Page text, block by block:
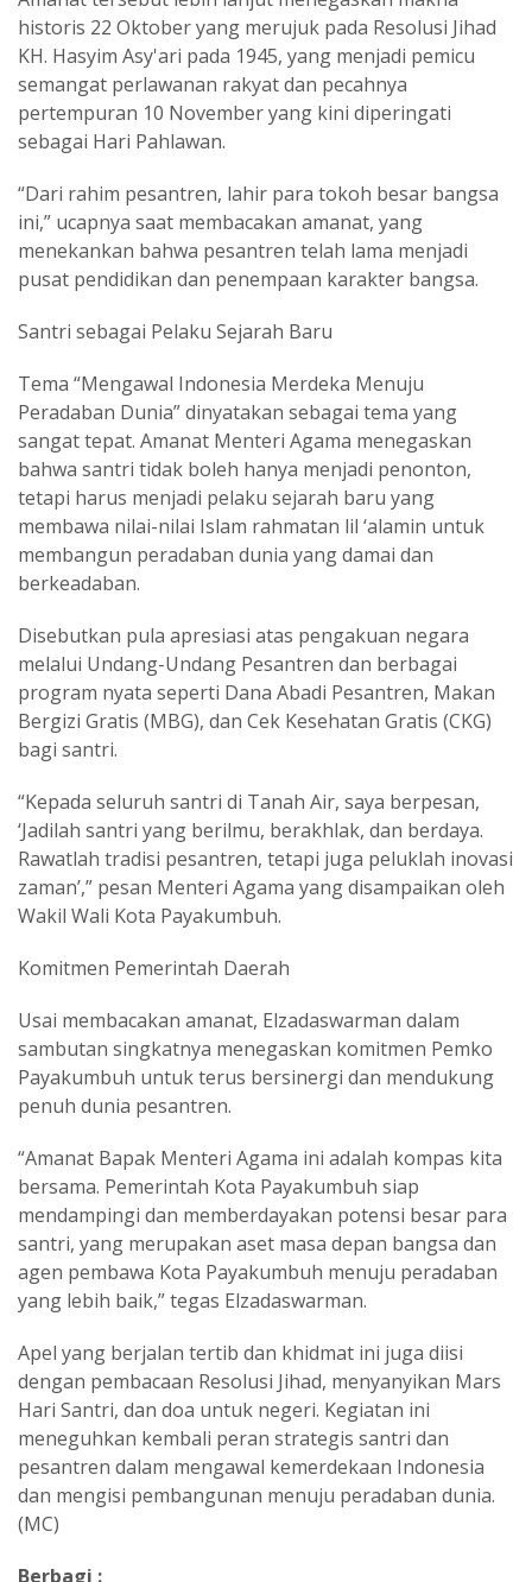
historis 22 Oktober yang merujuk pada Resolusi Jihad
KH. Hasyim Asy'ari pada 1945, yang menjadi pemicu
semangat perlawanan rakyat dan pecahnya
pertempuran 10 November yang kini diperingati
sebagai Hari Pahlawan.
“Dari rahim pesantren, lahir para tokoh besar bangsa
ini,” ucapnya saat membacakan amanat, yang
menekankan bahwa pesantren telah lama menjadi
pusat pendidikan dan penempaan karakter bangsa.
Santri sebagai Pelaku Sejarah Baru
Tema “Mengawal Indonesia Merdeka Menuju
Peradaban Dunia” dinyatakan sebagai tema yang
sangat tepat. Amanat Menteri Agama menegaskan
bahwa santri tidak boleh hanya menjadi penonton,
tetapi harus menjadi pelaku sejarah baru yang
membawa nilai-nilai Islam rahmatan lil ‘alamin untuk
membangun peradaban dunia yang damai dan
berkeadaban.
Disebutkan pula apresiasi atas pengakuan negara
melalui Undang-Undang Pesantren dan berbagai
program nyata seperti Dana Abadi Pesantren, Makan
Bergizi Gratis (MBG), dan Cek Kesehatan Gratis (CKG)
bagi santri.
“Kepada seluruh santri di Tanah Air, saya berpesan,
‘Jadilah santri yang berilmu, berakhlak, dan berdaya.
Rawatlah tradisi pesantren, tetapi juga peluklah inovasi
zaman’,” pesan Menteri Agama yang disampaikan oleh
Wakil Wali Kota Payakumbuh.
Komitmen Pemerintah Daerah
Usai membacakan amanat, Elzadaswarman dalam
sambutan singkatnya menegaskan komitmen Pemko
Payakumbuh untuk terus bersinergi dan mendukung
penuh dunia pesantren.
“Amanat Bapak Menteri Agama ini adalah kompas kita
bersama. Pemerintah Kota Payakumbuh siap
mendampingi dan memberdayakan potensi besar para
santri, yang merupakan aset masa depan bangsa dan
agen pembawa Kota Payakumbuh menuju peradaban
yang lebih baik,” tegas Elzadaswarman.
Apel yang berjalan tertib dan khidmat ini juga diisi
dengan pembacaan Resolusi Jihad, menyanyikan Mars
Hari Santri, dan doa untuk negeri. Kegiatan ini
meneguhkan kembali peran strategis santri dan
pesantren dalam mengawal kemerdekaan Indonesia
dan mengisi pembangunan menuju peradaban dunia.
(MC)
Berbagi :